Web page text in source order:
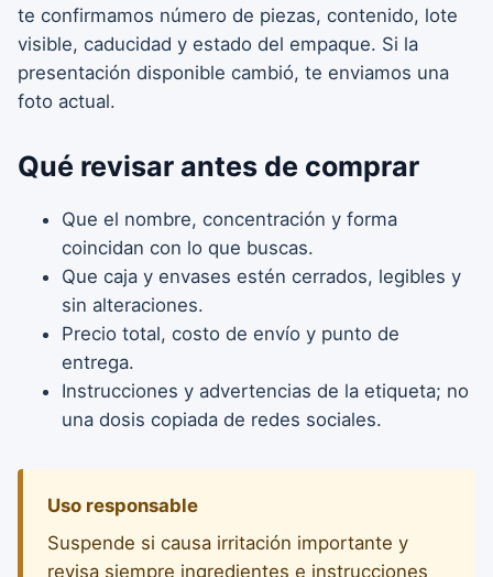
te confirmamos número de piezas, contenido, lote
visible, caducidad y estado del empaque. Si la
presentación disponible cambió, te enviamos una
foto actual.
Qué revisar antes de comprar
Que el nombre, concentración y forma
coincidan con lo que buscas.
Que caja y envases estén cerrados, legibles y
sin alteraciones.
Precio total, costo de envío y punto de
entrega.
Instrucciones y advertencias de la etiqueta; no
una dosis copiada de redes sociales.
Uso responsable
Suspende si causa irritación importante y
revisa siempre ingredientes e instrucciones